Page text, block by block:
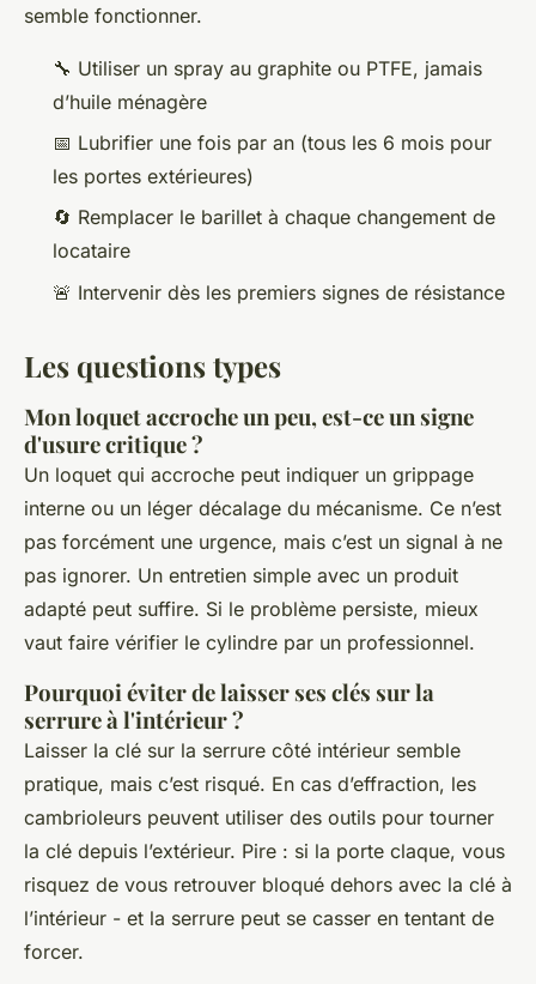
semble fonctionner.
🔧 Utiliser un spray au graphite ou PTFE, jamais
d’huile ménagère
📅 Lubrifier une fois par an (tous les 6 mois pour
les portes extérieures)
🔄 Remplacer le barillet à chaque changement de
locataire
🚨 Intervenir dès les premiers signes de résistance
Les questions types
Mon loquet accroche un peu, est-ce un signe
d'usure critique ?
Un loquet qui accroche peut indiquer un grippage
interne ou un léger décalage du mécanisme. Ce n’est
pas forcément une urgence, mais c’est un signal à ne
pas ignorer. Un entretien simple avec un produit
adapté peut suffire. Si le problème persiste, mieux
vaut faire vérifier le cylindre par un professionnel.
Pourquoi éviter de laisser ses clés sur la
serrure à l'intérieur ?
Laisser la clé sur la serrure côté intérieur semble
pratique, mais c’est risqué. En cas d’effraction, les
cambrioleurs peuvent utiliser des outils pour tourner
la clé depuis l’extérieur. Pire : si la porte claque, vous
risquez de vous retrouver bloqué dehors avec la clé à
l’intérieur - et la serrure peut se casser en tentant de
forcer.